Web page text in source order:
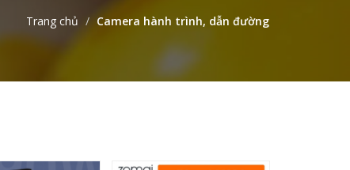
Trang chủ Camera hành trình, dẫn đường